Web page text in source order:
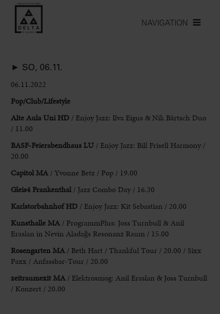
NAVIGATION
► SO, 06.11.
06.11.2022
Pop/Club/Lifestyle
Alte Aula UniHD / Enjoy Jazz: Ilva Eigus & Nik Bärtsch Duo
/ 11.00
BASF-Feierabendhaus LU / Enjoy Jazz: Bill Frisell Harmony /
20.00
CapitolMA / Yvonne Betz / Pop / 19.00
Gleis4 Frankenthal/ Jazz Combo Day / 16.30
Karlstorbahnhof HD / Enjoy Jazz: Kit Sebastian / 20.00
Kunsthalle MA / ProgrammPlus: Joss Turnbull & Anil
Eraslan in Nevin Aladaǧs Resonanz Raum / 15.00
Rosengarten MA / Beth Hart / Thankful Tour / 20.00 / Sixx
Paxx / Anfassbar-Tour / 20.00
zeitraumexit MA / Elektrosmog: Anil Eraslan & Joss Turnbull
/ Konzert / 20.00